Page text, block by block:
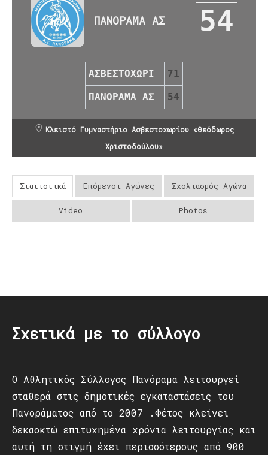
ΠΑΝΟΡΑΜΑ ΑΣ 54
ΑΣΒΕΣΤΟΧΩΡΙ 71
ΠΑΝΟΡΑΜΑ ΑΣ 54
Κλειστό Γυμναστήριο Ασβεστοχωρίου «Θεόδωρος
Χριστοδούλου»
Στατιστικά Επόμενοι Αγώνες Σχολιασμός Αγώνα
Video Photos
Σχετικά με το σύλλογο
Ο Αθλητικός Σύλλογος Πανόραμα λειτουργεί
σταθερά στις δημοτικές εγκαταστάσεις του
Πανοράματος από το 2007 .Φέτος κλείνει
δεκαοκτώ επιτυχημένα χρόνια λειτουργίας και
αυτή τη στιγμή έχει περισσότερους από 900